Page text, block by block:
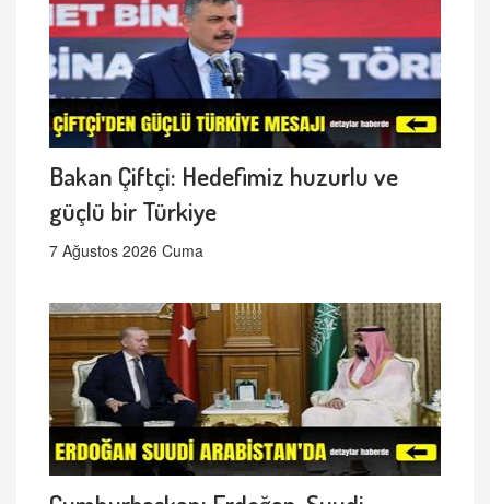
Bakan Çiftçi: Hedefimiz huzurlu ve
güçlü bir Türkiye
7 Ağustos 2026 Cuma